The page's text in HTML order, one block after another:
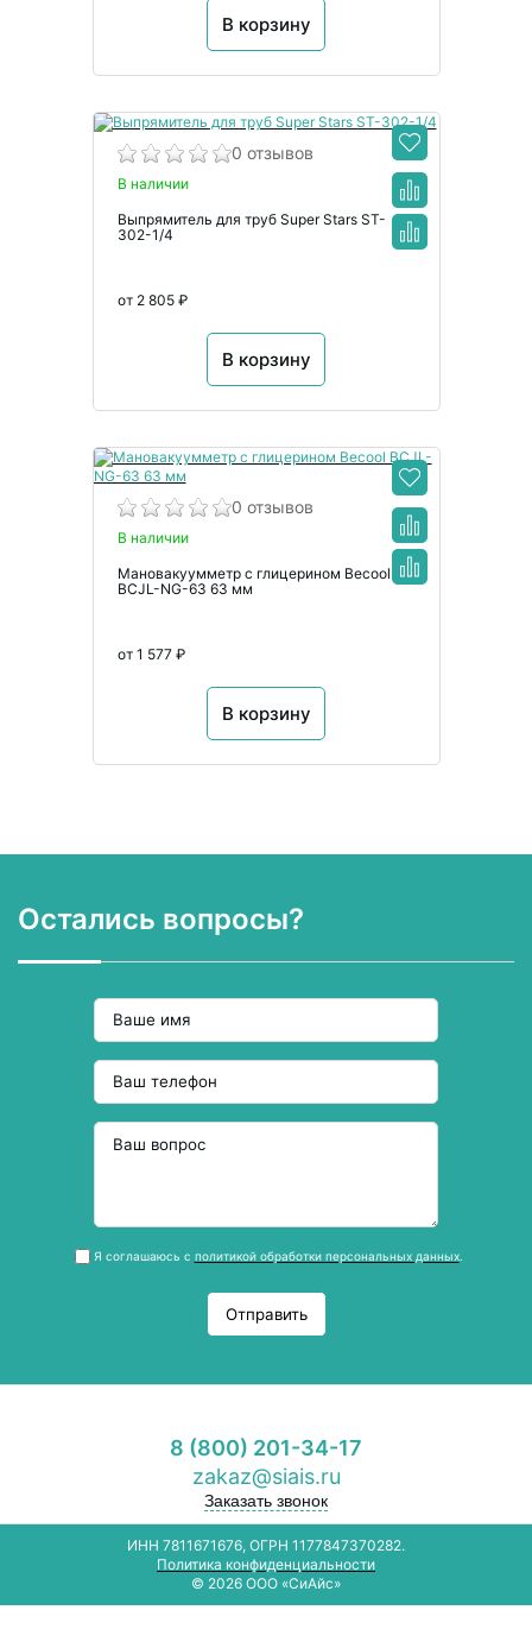
В корзину
0 отзывов
В наличии
Выпрямитель для труб Super Stars ST-
302-1/4
от 2 805 ₽
В корзину
0 отзывов
В наличии
Мановакуумметр с глицерином Becool
BCJL-NG-63 63 мм
от 1 577 ₽
В корзину
Остались вопросы?
Я соглашаюсь с политикой обработки персональных данных.
Отправить
8 (800) 201-34-17
zakaz@siais.ru
Заказать звонок
ИНН 7811671676, ОГРН 1177847370282.
Политика конфиденциальности
© 2026 ООО «СиАйс»